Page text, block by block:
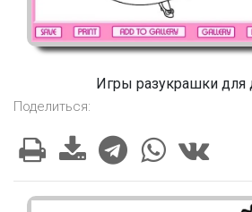
Игры разукрашки для
Поделиться: